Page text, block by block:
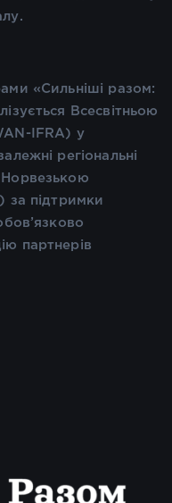
«Сильніші разом:
Всесвітньою
IFRA) у
регіональні
за підтримки
партнерів